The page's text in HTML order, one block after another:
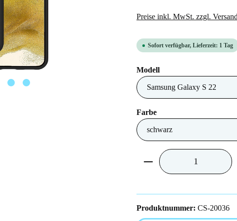
Preise inkl. MwSt. zzgl.
Sofort verfügbar, Lieferzeit: 1 Tag
Modellauswählen
Farbeauswählen
Produkt Anzahl:
Produktnummer: CS-20036